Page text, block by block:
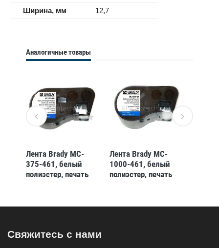
Ширина, мм
12,7
Аналогичные товары
Лента Brady MC-
375-461, белый
полиэстер, печать
Лента Brady MC-
1000-461, белый
полиэстер, печать
Свяжитесь с нами